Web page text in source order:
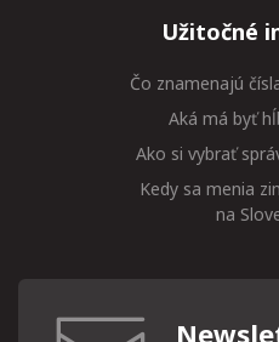
Užitočné
Čo znamenajú
Aká má byť
Ako si vybrať
Kedy sa menia
na